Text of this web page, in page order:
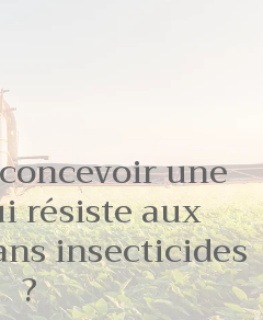
une
résiste aux
insecticides
?